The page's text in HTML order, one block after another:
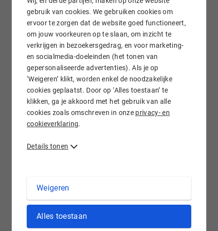
gebruik van cookies. We gebruiken cookies om
ervoor te zorgen dat de website goed functioneert,
om jouw voorkeuren op te slaan, om inzicht te
verkrijgen in bezoekersgedrag, en voor marketing-
en socialmedia-doeleinden (het tonen van
gepersonaliseerde advertenties). Als je op
‘Weigeren’ klikt, worden enkel de noodzakelijke
cookies geplaatst. Door op ‘Alles toestaan’ te
klikken, ga je akkoord met het gebruik van alle
cookies zoals omschreven in onze privacy- en
cookieverklaring.
Details tonen
Weigeren
Alles toestaan
Gratis e-mail doorsturen
Wij staan voor je klaar!
De .industries extensie is geschikt voor alle industrieën, in de